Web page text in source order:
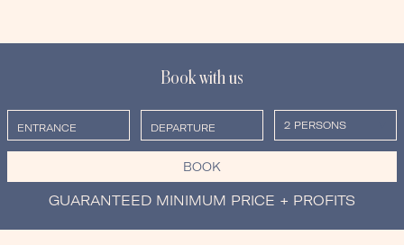
Book with us
BOOK
GUARANTEED MINIMUM PRICE + PROFITS